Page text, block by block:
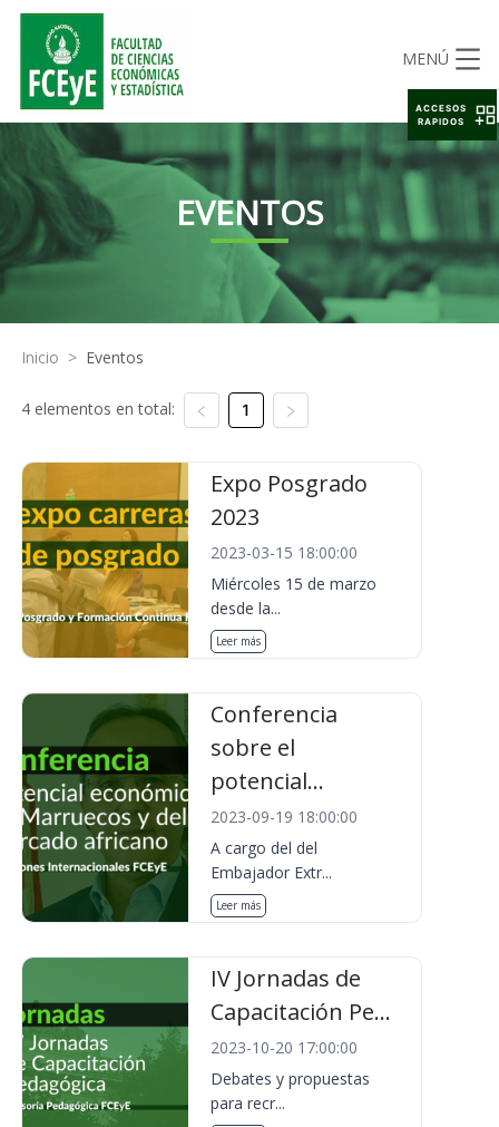
MENÚ
EVENTOS
Inicio > Eventos
4 elementos en total: 1
Expo Posgrado
2023
2023-03-15 18:00:00
Miércoles 15 de marzo
desde la...
Leer más
Conferencia
sobre el
potencial...
2023-09-19 18:00:00
A cargo del del
Embajador Extr...
Leer más
IV Jornadas de
Capacitación Pe...
2023-10-20 17:00:00
Debates y propuestas
para recr...
ACCESOS
RAPIDOS